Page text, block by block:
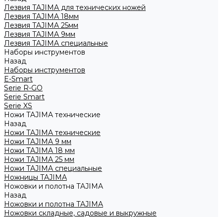
Лезвия TAJIMA для технических ножей
Лезвия TAJIMA 18мм
Лезвия TAJIMA 25мм
Лезвия TAJIMA 9мм
Лезвия TAJIMA специальные
Наборы инструментов
Назад
Наборы инструментов
E-Smart
Serie R-GO
Serie Smart
Serie XS
Ножи TAJIMA технические
Назад
Ножи TAJIMA технические
Ножи TAJIMA 9 мм
Ножи TAJIMA 18 мм
Ножи TAJIMA 25 мм
Ножи TAJIMA специальные
Ножницы TAJIMA
Ножовки и полотна TAJIMA
Назад
Ножовки и полотна TAJIMA
Ножовки складные, садовые и выкружные